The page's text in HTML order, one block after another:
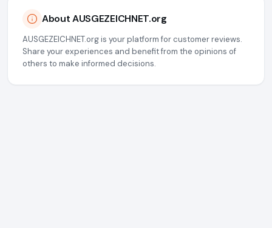
About AUSGEZEICHNET.org
AUSGEZEICHNET.org is your platform for customer reviews.
Share your experiences and benefit from the opinions of
others to make informed decisions.